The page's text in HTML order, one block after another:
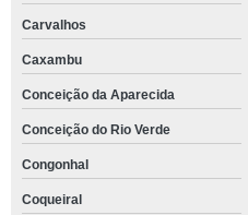
Carvalhos
Caxambu
Conceição da Aparecida
Conceição do Rio Verde
Congonhal
Coqueiral